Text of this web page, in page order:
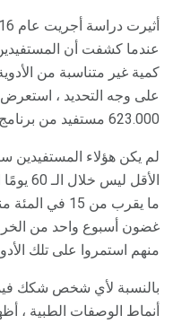
عندما كشفت أن
كمية غير متناسبة من
على وجه التحديد ،
623.000 مستفيد من برنامج Medicare في عام 2011.
لم يكن هؤلاء المستفيدين
الأقل
ما يقرب من 15
منهم استمروا على تلك الأدوية
أنماط الوصفات الطبية ،